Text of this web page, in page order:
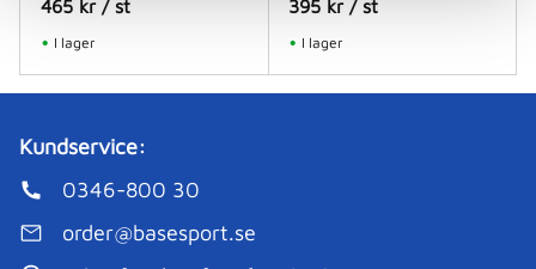
465kr / st
I lager
395 kr /st
I lager
Kundservice:
0346-800 30
order@basesport.se